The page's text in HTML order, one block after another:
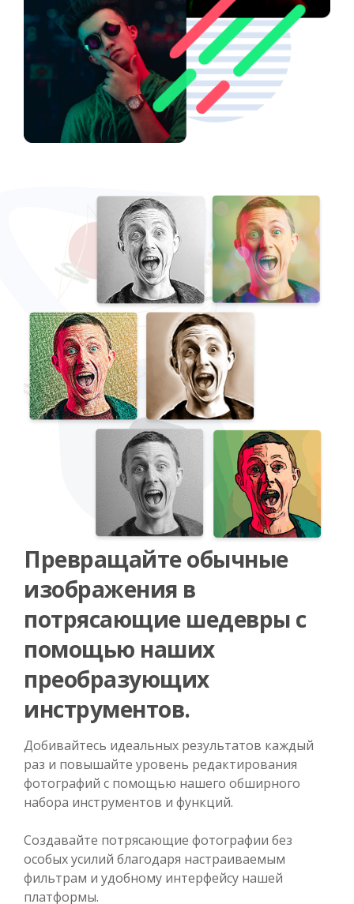
Превращайте обычные
изображения в
потрясающие шедевры с
помощью наших
преобразующих
инструментов.
Добивайтесь идеальных результатов каждый
раз и повышайте уровень редактирования
фотографий с помощью нашего обширного
набора инструментов и функций.
Создавайте потрясающие фотографии без
особых усилий благодаря настраиваемым
фильтрам и удобному интерфейсу нашей
платформы.